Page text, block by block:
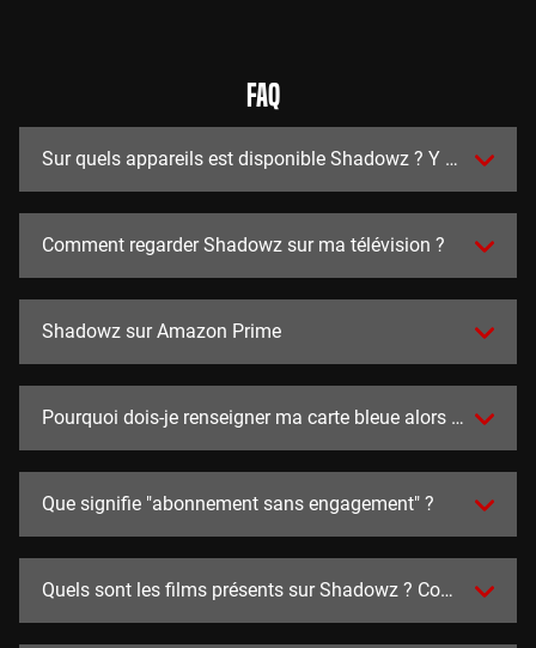
FAQ
Sur quels appareils est disponible Shadowz ? Y a t-il des
Comment regarder Shadowz sur ma télévision ?
Shadowz sur Amazon Prime
Pourquoi dois-je renseigner ma carte bleue alors que
Que signifie "abonnement sans engagement" ?
Quels sont les films présents sur Shadowz ? Combien y en